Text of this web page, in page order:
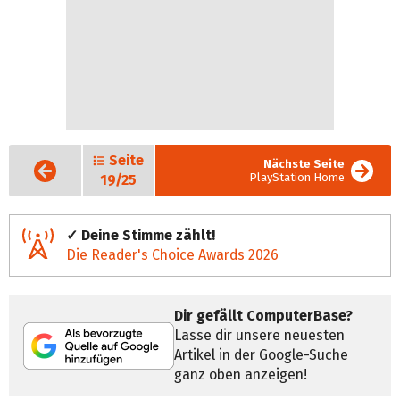
Vorige
Seite
Seite
19/25
Nächste Seite
PlayStation Home
✓ Deine Stimme zählt!
Die Reader's Choice Awards 2026
Dir gefällt ComputerBase?
Lasse dir unsere neuesten
Artikel in der Google-Suche
ganz oben anzeigen!